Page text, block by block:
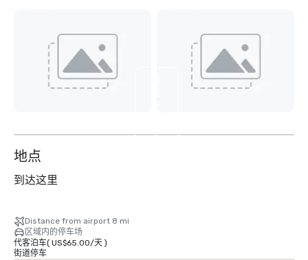
4
地点
到达这里
Distance from airport 8 mi
区域内的停车场
代客泊车( US$65.00/天)
街道停车